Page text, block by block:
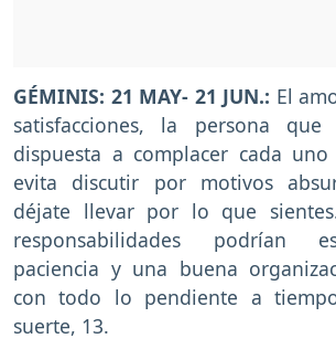
GÉMINIS: 21 MAY- 21 JUN.: El
satisfacciones, la persona que
dispuesta a complacer cada
evita discutir por motivos
déjate llevar por lo que
responsabilidades podrían
paciencia y una buena
con todo lo pendiente a
suerte, 13.